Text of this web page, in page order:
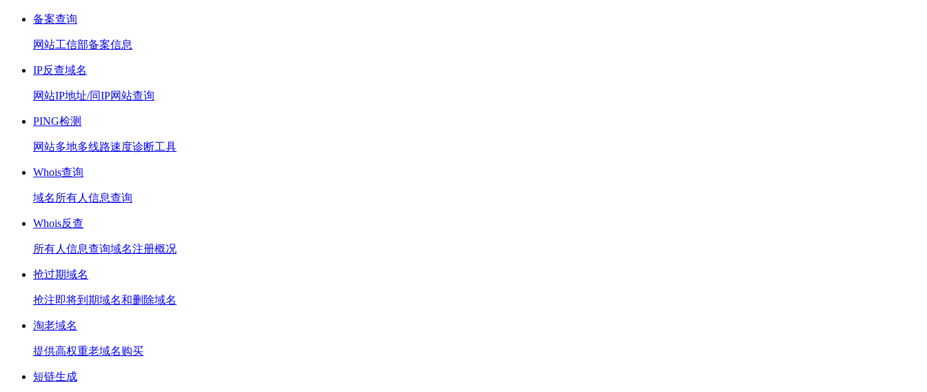
备案查询
网站工信部备案信息
IP反查域名
网站IP地址/同IP网站查询
PING检测
网站多地多线路速度诊断工具
Whois查询
域名所有人信息查询
Whois反查
所有人信息查询域名注册概况
抢过期域名
抢注即将到期域名和删除域名
淘老域名
提供高权重老域名购买
短链生成